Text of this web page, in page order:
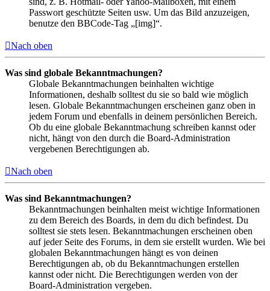
Passwort geschützte Seiten usw. Um das Bild anzuzeigen,
benutze den BBCode-Tag „[img]“.
Nach oben
Was sind globale Bekanntmachungen?
Globale Bekanntmachungen beinhalten wichtige
Informationen, deshalb solltest du sie so bald wie möglich
lesen. Globale Bekanntmachungen erscheinen ganz oben in
jedem Forum und ebenfalls in deinem persönlichen Bereich.
Ob du eine globale Bekanntmachung schreiben kannst oder
nicht, hängt von den durch die Board-Administration
vergebenen Berechtigungen ab.
Nach oben
Was sind Bekanntmachungen?
Bekanntmachungen beinhalten meist wichtige Informationen
zu dem Bereich des Boards, in dem du dich befindest. Du
solltest sie stets lesen. Bekanntmachungen erscheinen oben
auf jeder Seite des Forums, in dem sie erstellt wurden. Wie bei
globalen Bekanntmachungen hängt es von deinen
Berechtigungen ab, ob du Bekanntmachungen erstellen
kannst oder nicht. Die Berechtigungen werden von der
Board-Administration vergeben.